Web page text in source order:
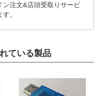
ン注文&店頭受取りサービ
。
ている製品